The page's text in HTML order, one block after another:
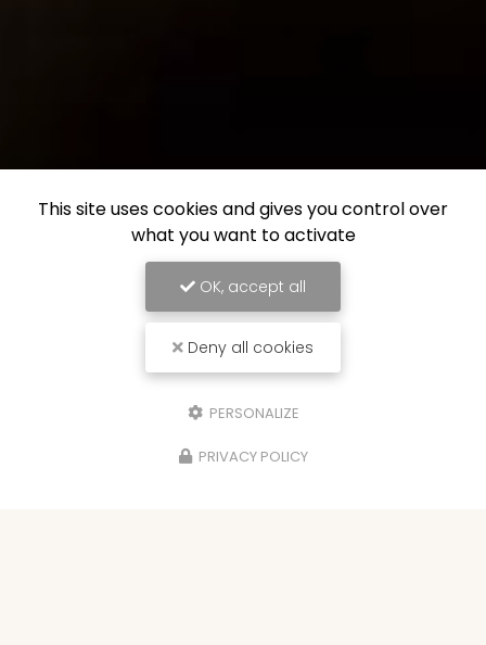
This site uses cookies and gives you control over
what you want to activate
OK, accept all
Deny all cookies
PERSONALIZE
PRIVACY POLICY